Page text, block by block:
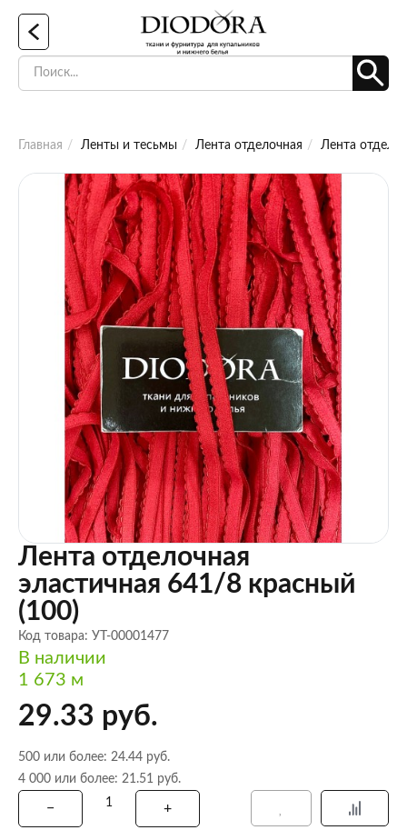
Главная Ленты и тесьмы Лента отделочная Лента
Лента отделочная
эластичная 641/8 красный
(100)
Код товара: УТ-00001477
В наличии
1 673 м
29.33 руб.
500 или более: 24.44 руб.
4 000 или более: 21.51 руб.